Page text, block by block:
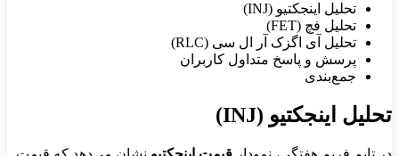
تحلیل اینجکتیو (INJ)
تحلیل فچ (FET)
تحلیل آی اگزک آر ال سی (RLC)
پرسش و پاسخ متداول کاربران
جمع‌بندی
تحلیل اینجکتیو (INJ)